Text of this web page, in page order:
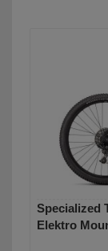
Specialized
Elektro